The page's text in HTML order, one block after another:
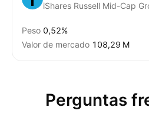
Peso 0,52%
Valor de mercado ‪108,29 M‬
Perguntas